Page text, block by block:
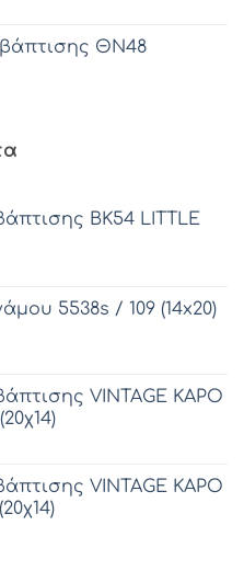
ΘΝ48
ΒΚ54 LITTLE
5538s / 109 (14x20)
VINTAGE ΚΑΡΟ
VINTAGE ΚΑΡΟ